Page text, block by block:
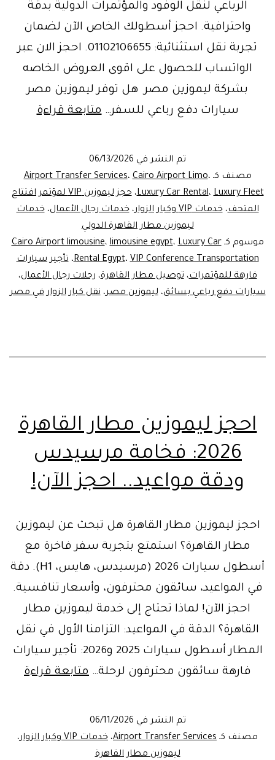
الرباعي لنقل الوفود والمؤتمرات الدولية بدقة
واحترافية. احجز أسطولك الخاص الآن لضمان
تجربة نقل استثنائية: 01102106655. احجز الان عبر
الواتساب للحصول على اقوى العروض الخاصه
بشركة ليموزين مصر هل توفر ليموزين مصر
سيارات دفع رباعي للسفر…متابعة قراءةVIP
|
خدمات
نقل
VIP
من
مطار
تم النشر في 06/13/2026
مصنف كـ
Airport Transfer Services،Cairo Airport Limo،
Luxury Car Rental،Luxury Fleet ،
حجز ليموزين VIP لمؤتمر افتتاح
المتحف،خدمات VIP وكبار الزوار ،خدمات رجال الأعمال،خدمات
ليموزين مطار القاهرة الدولي
موسوم كـ
Cairo Airport limousine،limousine egypt،Luxury Car
Rental Egypt،VIP Conference Transportation ،تأجير سيارات
فارهة للمؤتمرات،توصيل مطار القاهرة، رحلات رجال الأعمال،
سيارات دفع رباعي بسائق،ليموزين مصر،نقل كبار الزوار في مصر
احجز ليموزين مطار القاهرة
2026: فخامة مرسيدس
ودقة مواعيد.. احجز الآن!
احجز ليموزين مطار القاهرة هل تبحث عن ليموزين
مطار القاهرة؟ استمتع بتجربة سفر فاخرة مع
أسطول سيارات 2026 (مرسيدس، هايس، H1). دقة
في المواعيد، سائقون محترفون، وأسعار تنافسية.
احجز الآن! لماذا تحتاج إلى خدمة ليموزين مطار
القاهرة؟ الدقة في المواعيد: التزامنا الأول في نقل
المطار أسطول سيارات 2025 و2026: تأجير سيارات
فارهة سائقون محترفون لرحلة… متابعة قراءةاحجز
تم النشر في 06/11/2026
مصنف كـ Airport Transfer Services، خدمات VIP وكبار الزوار
،
ليموزين مطار القاهرة